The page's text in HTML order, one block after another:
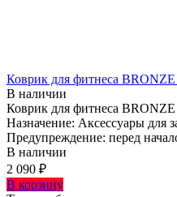
Коврик для фитнеса
В наличии
Коврик для фитнеса
Назначение: Аксессуары
Предупреждение: перед
В наличии
2 090 ₽
В корзину